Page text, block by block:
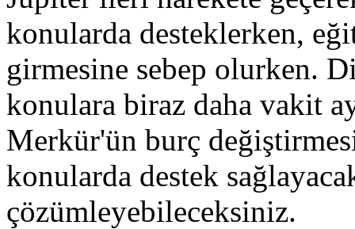
konularda desteklerken,
girmesine sebep olurken.
konulara biraz daha vakit
Merkür'ün burç
konularda destek
çözümleyebileceksiniz.